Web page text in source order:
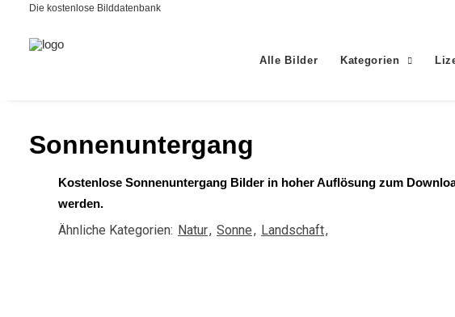
Die kostenlose Bilddatenbank
Alle Bilder Kategorien
Sonnenuntergang
Kostenlose Sonnenuntergang Bilder in hoher Auflösung zum
werden.
Ähnliche Kategorien: Natur, Sonne, Landschaft,